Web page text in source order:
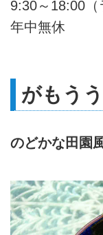
9:30～18:00（
年中無休
がもう
のどかな田園